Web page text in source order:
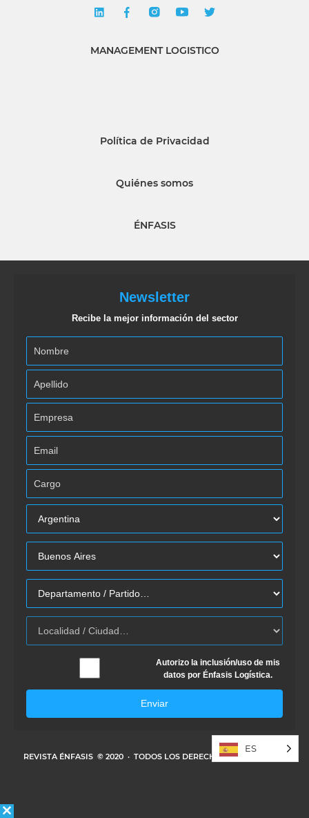
MANAGEMENT LOGISTICO
Política de Privacidad
Quiénes somos
ÉNFASIS
Newsletter
Recibe la mejor información del sector
Autorizo la inclusión/uso de mis
datos por Énfasis Logística.
Enviar
REVISTA ÉNFASIS © 2020 · TODOS LOS DERECHOS RESERVADOS
ES